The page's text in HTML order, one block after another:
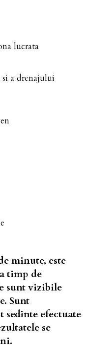
lucrata
a drenajului
minute, este
timp de
sunt vizibile
Sunt
sedinte efectuate
se